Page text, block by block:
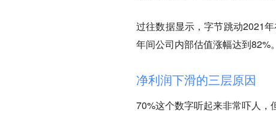
过往数据显示，字节跳动2021
年间公司内部估值涨幅达到82%。
净利润下滑的三层原因
70%这个数字听起来非常吓人，